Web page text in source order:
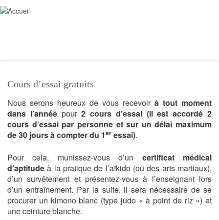
Aller
au
Cours d’essai gratuits
Nous serons heureux de vous recevoir à tout moment
dans l’annéepour2 cours d’essai (il est accordé 2
cours d’essai par personne et sur un délai maximum
de 30 jours à compter du 1er essai).
Pour cela, munissez-vous d’un certificat médical
d’aptitude à la pratique de l’aïkido (ou des arts martiaux),
d’un survêtement et présentez-vous à l’enseignant lors
d’un entraînement. Par la suite, il sera nécessaire de se
procurer un kimono blanc (type judo « à point de riz ») et
une ceinture blanche.